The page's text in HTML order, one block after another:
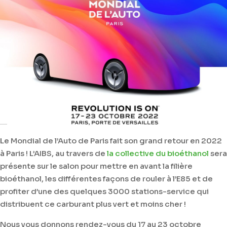
Le Mondial de l’Auto de Paris fait son grand retour en 2022
à Paris ! L’AIBS, au travers de la collective du bioéthanol sera
présente sur le salon pour mettre en avant la filière
bioéthanol, les différentes façons de rouler à l’E85 et de
profiter d’une des quelques 3000 stations-service qui
distribuent ce carburant plus vert et moins cher !
Nous vous donnons rendez-vous du 17 au 23 octobre